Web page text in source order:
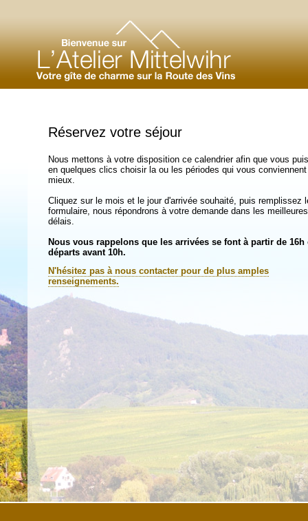
Réservez votre séjour
Nous mettons à votre disposition ce calendrier afin que vous
en quelques clics choisir la ou les périodes qui vous
mieux.
Cliquez sur le mois et le jour d'arrivée souhaité, puis remplissez
formulaire, nous répondrons à votre demande dans les meilleures
délais.
Nous vous rappelons que les arrivées se font à partir de 16h
départs avant 10h.
N'hésitez pas à nous contacter pour de plus amples
renseignements.